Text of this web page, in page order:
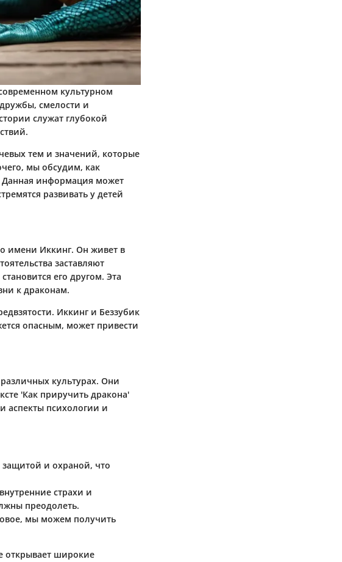
культурном
смелости и
служат глубокой
тем и значений, которые
мы обсудим, как
Данная информация может
развивать у детей
имени Иккинг. Он живет в
заставляют
его другом. Эта
к драконам.
Иккинг и Беззубик
опасным, может привести
культурах. Они
'Как приручить дракона'
аспекты психологии и
защитой и охраной, что
страхи и
преодолеть.
мы можем получить
открывает широкие